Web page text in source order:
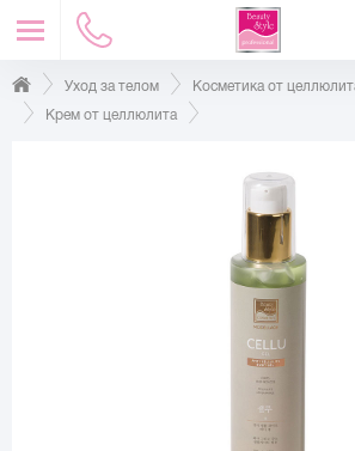
Уход за телом
Косметика от
Крем от целлюлита